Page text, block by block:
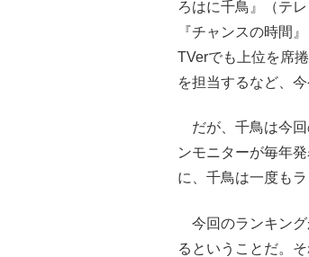
ろはに千鳥』（テ
『チャンスの時間
TVerでも上位を席
を担当するなど、
だが、千鳥は今回
ンモニターが毎年
に、千鳥は一度も
今回のランキング
るということだ。